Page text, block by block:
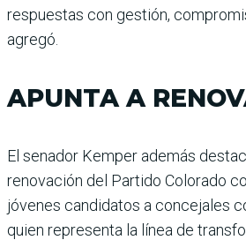
respuestas con gestión,
agregó.
APUNTA A
El senador Kemper además
renovación del Partido Colorado
jóvenes candidatos a concejales
quien representa la línea de